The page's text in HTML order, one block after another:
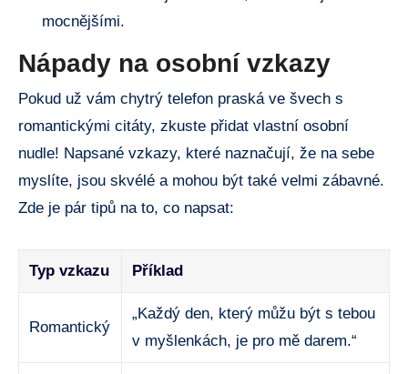
mocnějšími.
Nápady na osobní vzkazy
Pokud už vám chytrý telefon praská ve švech s
romantickými citáty, zkuste přidat vlastní osobní
nudle! Napsané vzkazy, které naznačují, že na sebe
myslíte, jsou skvélé a mohou být také velmi zábavné.
Zde je pár tipů na to, co napsat:
Typ vzkazu Příklad
Romantický
„Každý den, který můžu být s tebou
v myšlenkách, je pro mě darem.“